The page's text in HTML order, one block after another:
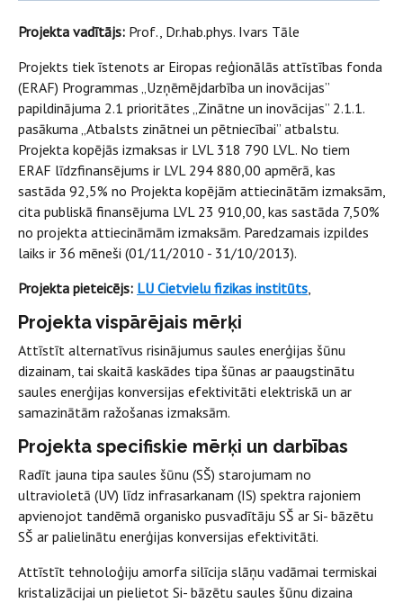
Projekta vadītājs: Prof., Dr.hab.phys. Ivars Tāle
Projekts tiek īstenots ar Eiropas reģionālās attīstības fonda
(ERAF) Programmas „Uzņēmējdarbība un inovācijas”
papildinājuma 2.1 prioritātes „Zinātne un inovācijas” 2.1.1.
pasākuma „Atbalsts zinātnei un pētniecībai” atbalstu.
Projekta kopējās izmaksas ir LVL 318 790 LVL. No tiem
ERAF līdzfinansējums ir LVL 294 880,00 apmērā, kas
sastāda 92,5% no Projekta kopējām attiecinātām izmaksām,
cita publiskā finansējuma LVL 23 910,00, kas sastāda 7,50%
no projekta attiecināmām izmaksām. Paredzamais izpildes
laiks ir 36 mēneši (01/11/2010 - 31/10/2013).
Projekta pieteicējs: LU Cietvielu fizikas institūts,
Projekta vispārējais mērķi
Attīstīt alternatīvus risinājumus saules enerģijas šūnu
dizainam, tai skaitā kaskādes tipa šūnas ar paaugstinātu
saules enerģijas konversijas efektivitāti elektriskā un ar
samazinātām ražošanas izmaksām.
Projekta specifiskie mērķi un darbības
Radīt jauna tipa saules šūnu (SŠ) starojumam no
ultravioletā (UV) līdz infrasarkanam (IS) spektra rajoniem
apvienojot tandēmā organisko pusvadītāju SŠ ar Si- bāzētu
SŠ ar palielinātu enerģijas konversijas efektivitāti.
Attīstīt tehnoloģiju amorfa silīcija slāņu vadāmai termiskai
kristalizācijai un pielietot Si- bāzētu saules šūnu dizaina